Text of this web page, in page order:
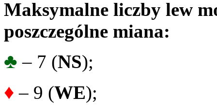
Maksymalne liczby lew
poszczególne miana:
♣ – 7 (NS);
♦ – 9 (WE);